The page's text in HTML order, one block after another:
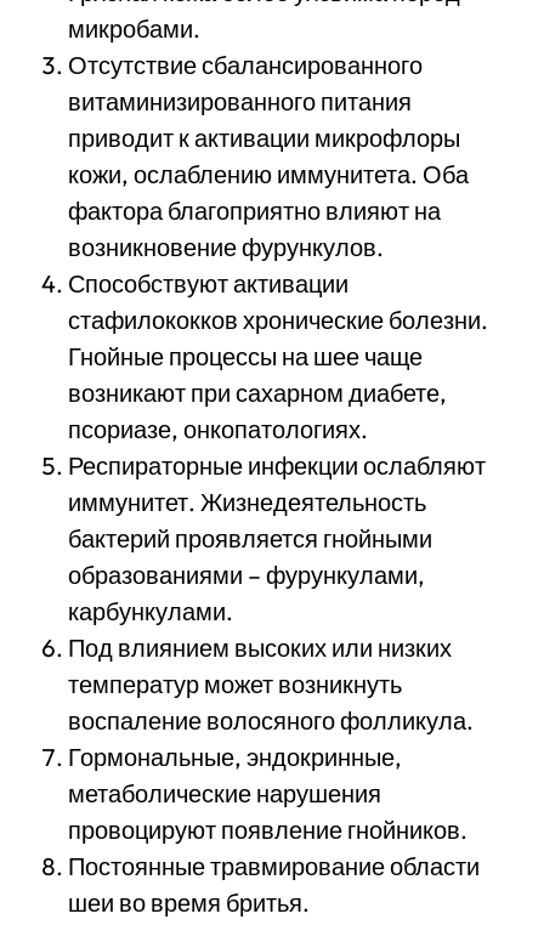
микробами.
Отсутствие сбалансированного
витаминизированного питания
приводит к активации микрофлоры
кожи, ослаблению иммунитета. Оба
фактора благоприятно влияют на
возникновение фурункулов.
Способствуют активации
стафилококков хронические болезни.
Гнойные процессы на шее чаще
возникают при сахарном диабете,
псориазе, онкопатологиях.
Респираторные инфекции ослабляют
иммунитет. Жизнедеятельность
бактерий проявляется гнойными
образованиями – фурункулами,
карбункулами.
Под влиянием высоких или низких
температур может возникнуть
воспаление волосяного фолликула.
Гормональные, эндокринные,
метаболические нарушения
провоцируют появление гнойников.
Постоянные травмирование области
шеи во время бритья.